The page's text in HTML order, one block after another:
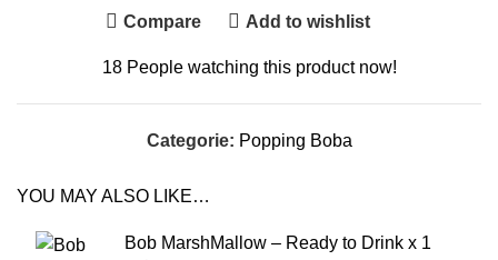
Compare Add to wishlist
18 People watching this product now!
Categorie: Popping Boba
YOU MAY ALSO LIKE…
Bob MarshMallow – Ready to Drink x 1